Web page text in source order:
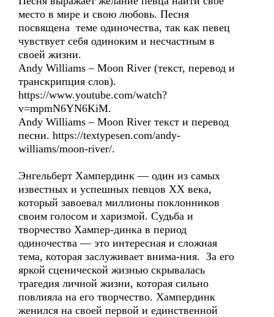
место в мире и свою любовь. Песня
посвящена теме одиночества, так как певец
чувствует себя одиноким и несчастным в
своей жизни.
Andy Williams – Moon River (текст, перевод и
транскрипция слов).
https://www.youtube.com/watch?
v=mpmN6YN6KiM.
Andy Williams – Moon River текст и перевод
песни. https://textypesen.com/andy-
williams/moon-river/.
Энгельберт Хампердинк — один из самых
известных и успешных певцов XX века,
который завоевал миллионы поклонников
своим голосом и харизмой. Судьба и
творчество Хампер-динка в период
одиночества — это интересная и сложная
тема, которая заслуживает внима-ния. За его
яркой сценической жизнью скрывалась
трагедия личной жизни, которая сильно
повлияла на его творчество. Хампердинк
женился на своей первой и единственной